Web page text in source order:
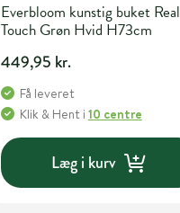
Everbloom kunstig buket Real
Touch Grøn Hvid H73cm
449,95 kr.
Få leveret
Klik & Hent i 10 centre
Læg i kurv